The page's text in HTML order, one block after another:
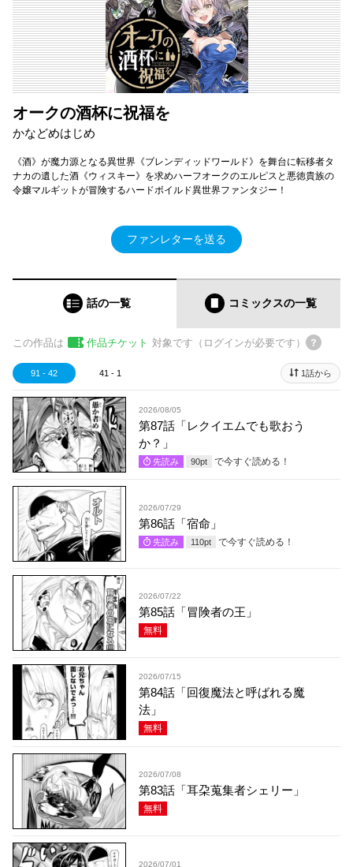
オークの酒杯に祝福を
かなどめはじめ
《酒》が魔力源となる異世界《ブレンディッドワールド》を舞台に転移者タ
ナカの遺した酒《ウィスキー》を求めハーフオークのエルピスと悪徳貴族の
令嬢マルギットが冒険するハードボイルド異世界ファンタジー！
ファンレターを送る
話の一覧 コミックスの一覧
この作品は 作品チケット 対象です（ログインが必要です）
91 - 42 41 - 1 1話から
2026/08/05
第87話「レクイエムでも歌おう
か？」
先読み 90pt で今すぐ読める！
2026/07/29
第86話「宿命」
先読み 110pt で今すぐ読める！
2026/07/22
第85話「冒険者の王」
無料
2026/07/15
第84話「回復魔法と呼ばれる魔
法」
無料
2026/07/08
第83話「耳朶蒐集者シェリー」
無料
2026/07/01